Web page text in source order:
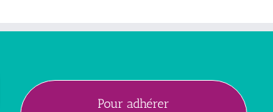
Pour adhérer